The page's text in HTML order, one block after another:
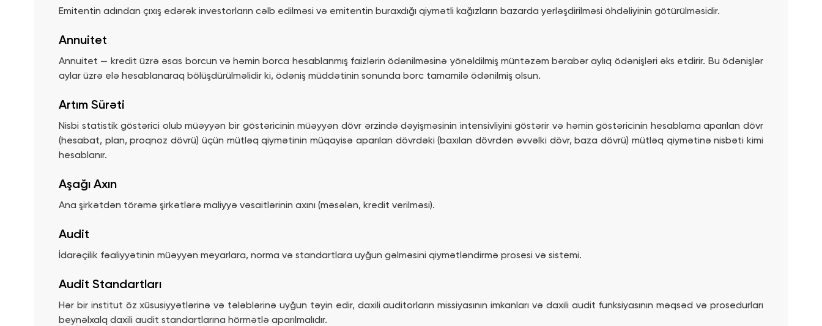
Emitentin adından çıxış edərək investorların cəlb edilməsi və emitentin buraxdığı qiymətli kağızların bazarda yerləşdirilməsi öhdəliyinin götürülməsidir.
Annuitet
Annuitet — kredit üzrə əsas borcun və həmin borca hesablanmış faizlərin ödənilməsinə yönəldilmiş müntəzəm bərabər aylıq ödənişləri əks etdirir. Bu ödənişlər
aylar üzrə elə hesablanaraq bölüşdürülməlidir ki, ödəniş müddətinin sonunda borc tamamilə ödənilmiş olsun.
Artım Sürəti
Nisbi statistik göstərici olub müəyyən bir göstəricinin müəyyən dövr ərzində dəyişməsinin intensivliyini göstərir və həmin göstəricinin hesablama aparılan dövr
(hesabat, plan, proqnoz dövrü) üçün mütləq qiymətinin müqayisə aparılan dövrdəki (baxılan dövrdən əvvəlki dövr, baza dövrü) mütləq qiymətinə nisbəti kimi
hesablanır.
Aşağı Axın
Ana şirkətdən törəmə şirkətlərə maliyyə vəsaitlərinin axını (məsələn, kredit verilməsi).
Audit
İdarəçilik fəaliyyətinin müəyyən meyarlara, norma və standartlara uyğun gəlməsini qiymətləndirmə prosesi və sistemi.
Audit Standartları
Hər bir institut öz xüsusiyyətlərinə və tələblərinə uyğun təyin edir, daxili auditorların missiyasının imkanları və daxili audit funksiyasının məqsəd və prosedurları
beynəlxalq daxili audit standartlarına hörmətlə aparılmalıdır.